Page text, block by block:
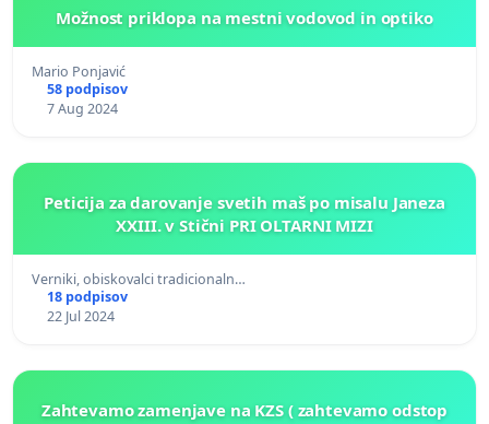
Možnost priklopa na mestni vodovod in optiko
Mario Ponjavić
58 podpisov
7 Aug 2024
Peticija za darovanje svetih maš po misalu Janeza
XXIII. v Stični PRI OLTARNI MIZI
Verniki, obiskovalci tradicionaln…
18 podpisov
22 Jul 2024
Zahtevamo zamenjave na KZS ( zahtevamo odstop